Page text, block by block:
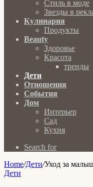
Стиль в моде
Звезды в
Кулинария
Продукты
Beauty
Здоровье
Красота
тренды
Дети
Отношения
События
Дом
Интерьер
Сад
Кухня
Search for
Home/Дети/Уход за
Дети